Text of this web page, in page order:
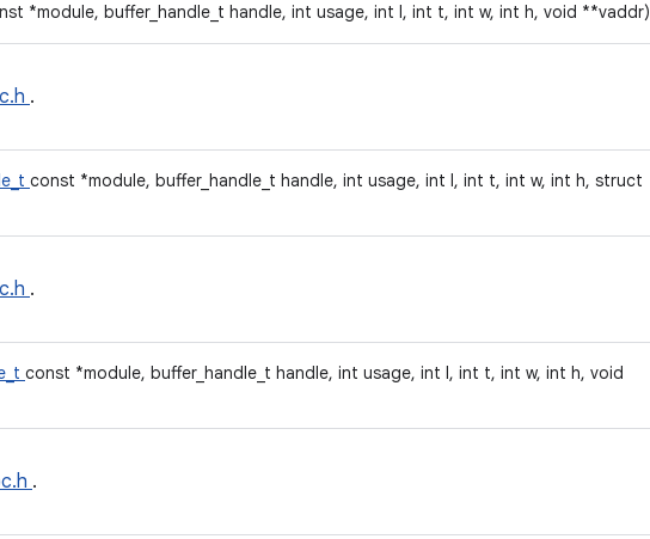
*module, buffer_handle_t handle, int usage, int l, int t, int w, int h, void **vaddr)
.
const *module, buffer_handle_t handle, int usage, int l, int t, int w, int h, struct
.
const *module, buffer_handle_t handle, int usage, int l, int t, int w, int h, void
.